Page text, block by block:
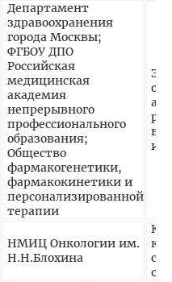
Департамент
здравоохранения
города Москвы;
ФГБОУ ДПО
Российская
медицинская
академия
непрерывного
профессионального
образования;
Общество
фармакогенетики,
фармакокинетики и
персонализированной
терапии
НМИЦ Онкологии им.
Н.Н.Блохина
с